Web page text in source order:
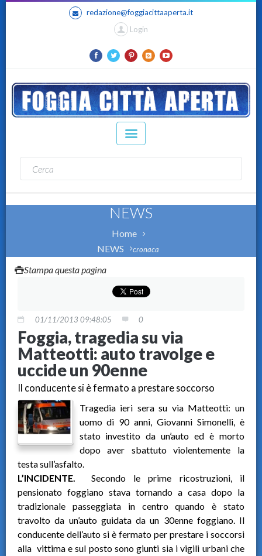
redazione@foggiacittaaperta.it
Login
NEWS
Home
NEWS
cronaca
Stampa questa pagina
01/11/2013 09:48:05 0
Foggia, tragedia su via
Matteotti: auto travolge e
uccide un 90enne
Il conducente si è fermato a prestare soccorso
Tragedia ieri sera su via Matteotti: un
uomo di 90 anni, Giovanni Simonelli, è
stato investito da un’auto ed è morto
dopo aver sbattuto violentemente la
testa sull’asfalto.
L’INCIDENTE. Secondo le prime ricostruzioni, il
pensionato foggiano stava tornando a casa dopo la
tradizionale passeggiata in centro quando è stato
travolto da un’auto guidata da un 30enne foggiano. Il
conducente dell’auto si è fermato per prestare i soccorsi
alla vittima e sul posto sono giunti sia i vigili urbani che